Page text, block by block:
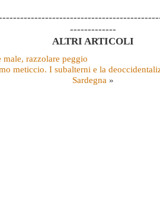
-------------
ALTRI ARTICOLI
male, razzolare peggio
meticcio. I subalterni e la
Sardegna »